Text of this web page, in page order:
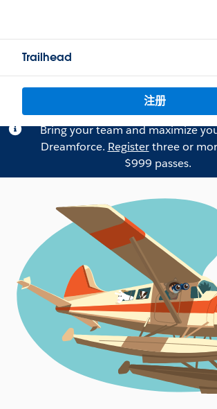
Trailhead
注册
Bring your team and maximize
Dreamforce. Registerthree or
$999 passes.